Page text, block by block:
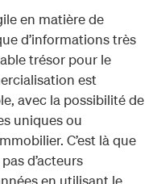
en matière de
d’informations très
trésor pour le
est
avec la possibilité de
uniques ou
C’est là que
d’acteurs
en utilisant le